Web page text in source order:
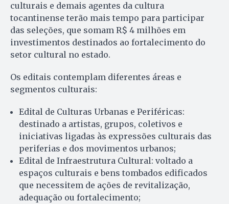
culturais e demais agentes da cultura
tocantinense terão mais tempo para participar
das seleções, que somam R$ 4 milhões em
investimentos destinados ao fortalecimento do
setor cultural no estado.
Os editais contemplam diferentes áreas e
segmentos culturais:
Edital de Culturas Urbanas e Periféricas:
destinado a artistas, grupos, coletivos e
iniciativas ligadas às expressões culturais das
periferias e dos movimentos urbanos;
Edital de Infraestrutura Cultural: voltado a
espaços culturais e bens tombados edificados
que necessitem de ações de revitalização,
adequação ou fortalecimento;